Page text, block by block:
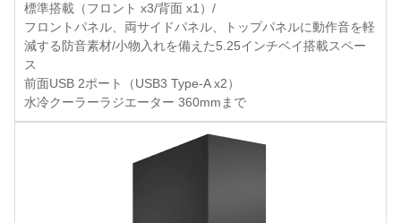
標準搭載（フロント x3/背面 x1）/
フロントパネル、両サイドパネル、トップパネルに動作音を軽
減する防音素材/小物入れを備えた5.25インチベイ搭載スペー
ス
前面USB 2ポート（USB3 Type-A x2）
水冷クーラーラジエーター 360mmまで